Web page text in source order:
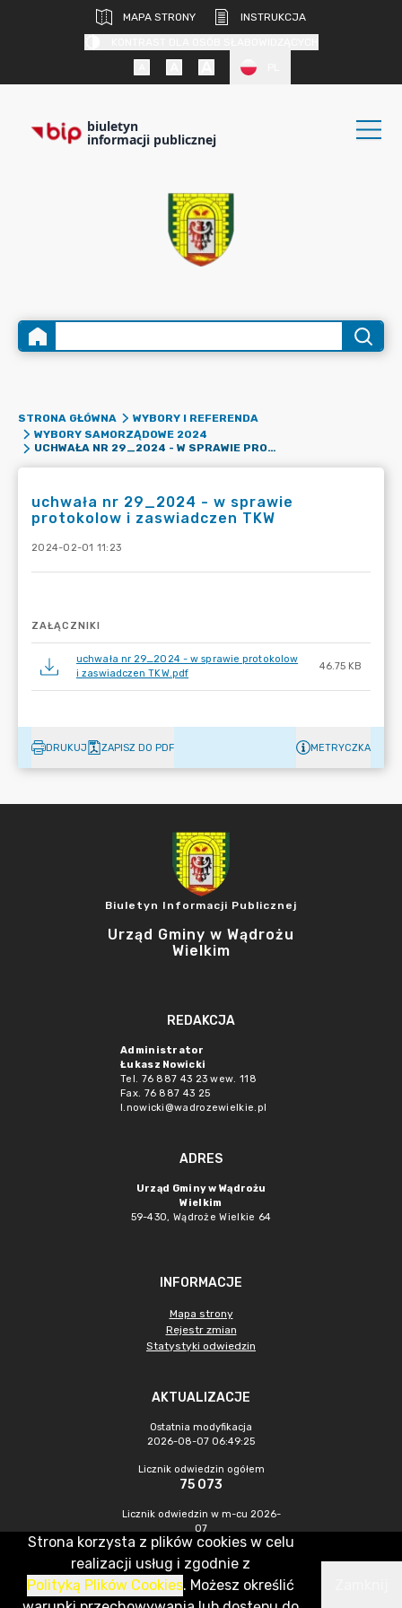
MAPA STRONY
INSTRUKCJA
biuletyn
informacji publicznej
STRONA GŁÓWNA
WYBORY I REFERENDA
WYBORY SAMORZĄDOWE 2024
UCHWAŁA NR 29_2024 - W SPRAWIE PROTOKOLOW I ZASWIADCZEN TKW
uchwała nr 29_2024 - w sprawie
protokolow i zaswiadczen TKW
2024-02-01 11:23
ZAŁĄCZNIKI
uchwała nr 29_2024 - w sprawie protokolow
i zaswiadczen TKW.pdf
46.75 KB
DRUKUJ ZAPISZ DO PDF METRYCZKA
Biuletyn Informacji Publicznej
Urząd Gminy w Wądrożu
Wielkim
REDAKCJA
Administrator
Łukasz Nowicki
Tel. 76 887 43 23 wew. 118
Fax. 76 887 43 25
l.nowicki@wadrozewielkie.pl
ADRES
Urząd Gminy w Wądrożu
Wielkim
59-430, Wądroże Wielkie 64
INFORMACJE
Mapa strony
Rejestr zmian
Statystyki odwiedzin
AKTUALIZACJE
Ostatnia modyfikacja
2026-08-07 06:49:25
Licznik odwiedzin ogółem
75 073
Licznik odwiedzin w m-cu 2026-
07
564
CMS & Hosting: Nefeni Sp. z o.o.
Strona korzysta z plików cookies w celu
realizacji usług i zgodnie z
Polityką Plików Cookies. Możesz określić